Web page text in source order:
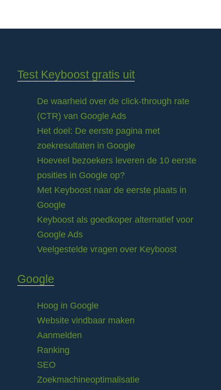
Test Keyboost gratis uit
De waarheid over de click-through rate
(CTR) van Google Ads
Het doel: De eerste pagina met
zoekresultaten in Google
Hoeveel bezoekers leveren de 10 eerste
posities in Google op?
Met Keyboost naar de eerste plaats in
Google
Keyboost als goedkoper alternatief voor
Google Ads
Veelgestelde vragen over Keyboost
Google
Hoog in Google
Website vindbaar maken
Aanmelden
Ranking
SEO
Zoekmachineoptimalisatie